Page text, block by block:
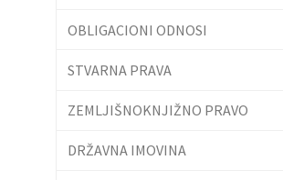
OBLIGACIONI ODNOSI
STVARNA PRAVA
ZEMLJIŠNOKNJIŽNO PRAVO
DRŽAVNA IMOVINA